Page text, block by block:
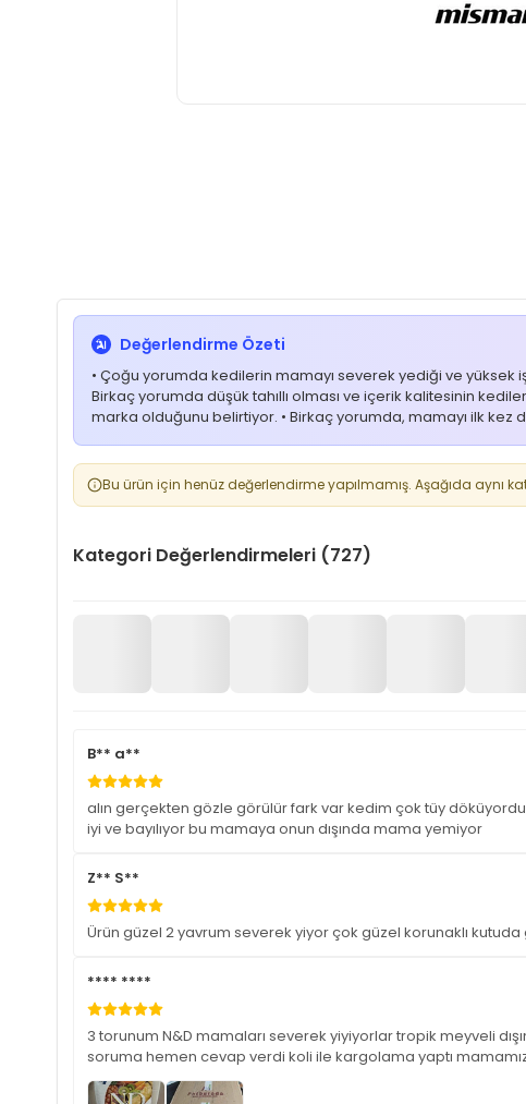
Değerlendirme Özeti
• Çoğu yorumda kedilerin mamayı severek yediği ve yüksek
Birkaç yorumda düşük tahıllı olması ve içerik kalitesinin
marka olduğunu belirtiyor. • Birkaç yorumda, mamayı ilk
Bu ürün için henüz değerlendirme yapılmamış. Aşağıda aynı
Kategori Değerlendirmeleri (727)
B** a**
alın gerçekten gözle görülür fark var kedim çok tüy
iyi ve bayılıyor bu mamaya onun dışında mama yemiyor
Z** S**
Ürün güzel 2 yavrum severek yiyor çok güzel korunaklı
**** ****
3 torunum N&D mamaları severek yiyiyorlar tropik meyveli
soruma hemen cevap verdi koli ile kargolama yaptı